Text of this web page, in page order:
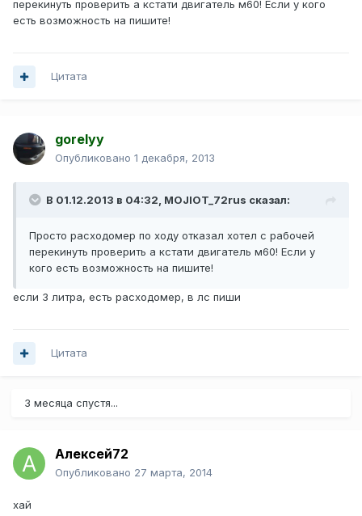
перекинуть проверить а кстати двигатель м60! Если у кого
есть возможность на пишите!
Цитата
gorelyy
Опубликовано 1 декабря, 2013
В 01.12.2013 в 04:32, MOJIOT_72rus сказал:
Просто расходомер по ходу отказал хотел с рабочей
перекинуть проверить а кстати двигатель м60! Если у
кого есть возможность на пишите!
если 3 литра, есть расходомер, в лс пиши
Цитата
3 месяца спустя...
Алексей72
Опубликовано 27 марта, 2014
хай